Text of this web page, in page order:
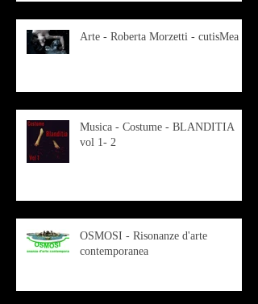
Arte - Roberta Morzetti - cutisMea
Musica - Costume - BLANDITIA
vol 1- 2
OSMOSI - Risonanze d'arte
contemporanea